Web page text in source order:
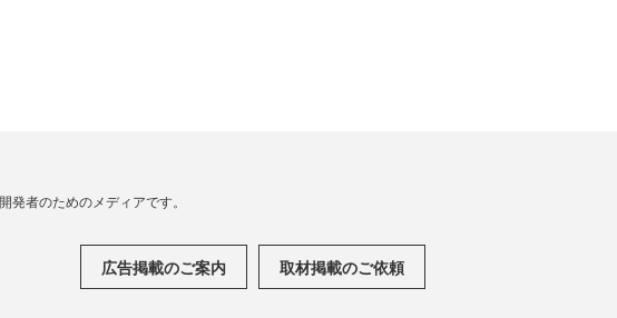
者のためのメディアです。
広告掲載のご案内 取材掲載のご依頼